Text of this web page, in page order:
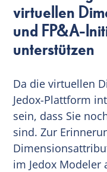
virtuellen
und FP&A-
unterstützen
Da die virtuellen
Jedox-Plattform
sein, dass Sie
sind. Zur
im Jedox